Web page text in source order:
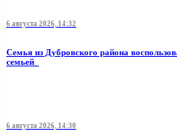
6 августа 2026, 14:32
Семья из Дубровского района
семьей
6 августа 2026, 14:30